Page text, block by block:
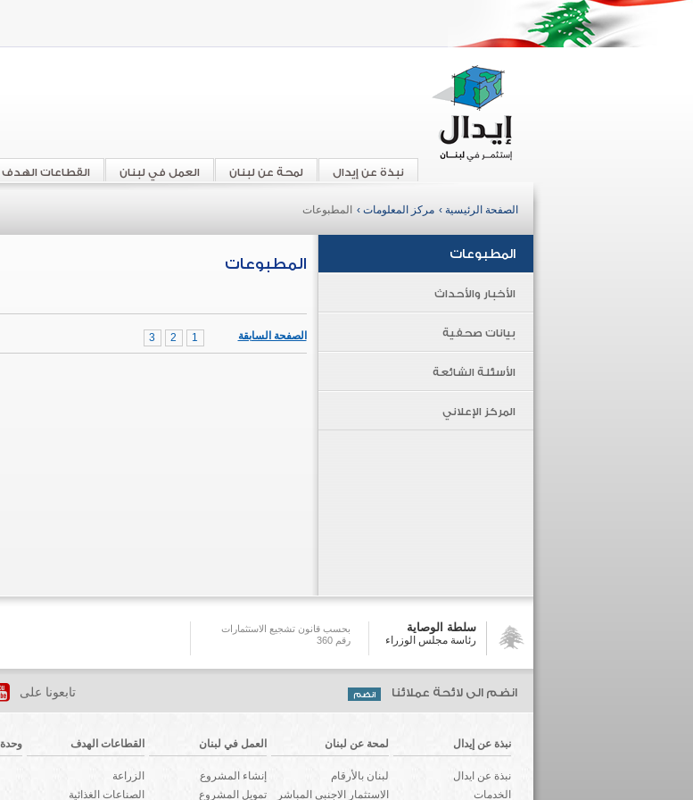
القطاعات الهدف العمل في لبنان لمحة عن لبنان نبذة عن إيدال
الصفحة الرئيسية › مركز المعلومات › المطبوعات
المطبوعات
الأخبار والأحداث
بيانات صحفية
الأسئلة الشائعة
المركز الإعلاني
المطبوعات
1
2
3 الصفحة السابقة
سلطة الوصاية
رئاسة مجلس الوزراء
بحسب قانون تشجيع الاستثمارات
رقم 360
انضم الى لائحة عملائنا تابعونا على
نبذة عن إيدال
نبذة عن ايدال
الخدمات
لمحة عن لبنان
لبنان بالأرقام
الاستثمار الاجنبي المباشر
العمل في لبنان
إنشاء المشروع
تمويل المشروع
القطاعات الهدف
الزراعة
الصناعات الغذائية